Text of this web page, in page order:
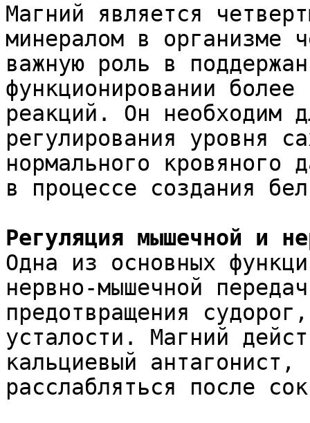
Магний является
минералом в организме
важную роль в
функционировании
реакций. Он необходим
регулирования уровня
нормального кровяного
в процессе создания
Регуляция мышечной и
Одна из основных
нервно-мышечной
предотвращения
усталости. Магний
кальциевый антагонист,
расслабляться после